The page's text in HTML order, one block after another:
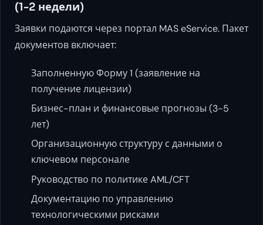
(1-2 недели)
Заявки подаются через портал MAS eService. Пакет
документов включает:
Заполненную Форму 1 (заявление на
получение лицензии)
Бизнес-план и финансовые прогнозы (3-5
лет)
Организационную структуру с данными о
ключевом персонале
Руководство по политике AML/CFT
Документацию по управлению
технологическими рисками